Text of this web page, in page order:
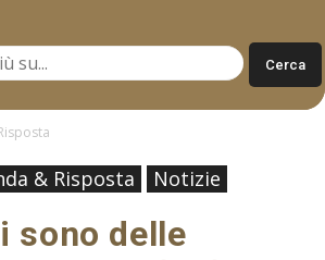
& Risposta Notizie
sono delle